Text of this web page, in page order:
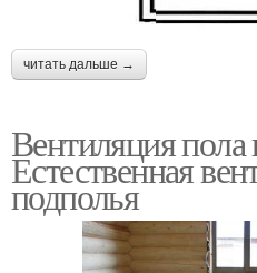
читать дальше →
Вентиляция пола
Естественная
подполья